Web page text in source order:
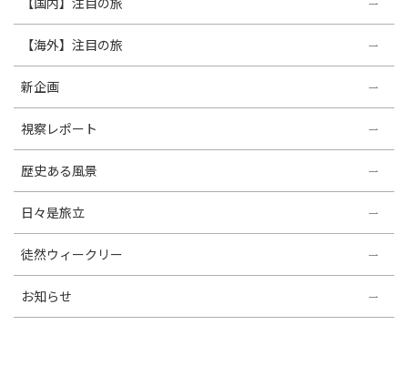
【海外】注目の旅
新企画
視察レポート
歴史ある風景
日々是旅立
徒然ウィークリー
お知らせ